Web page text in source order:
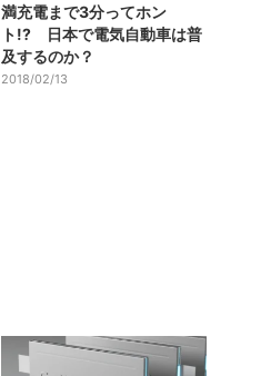
満充電まで3分ってホン
ト!? 日本で電気自動車は普
及するのか？
2018/02/13